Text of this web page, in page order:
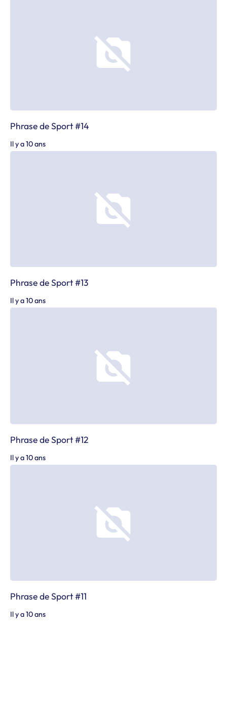
Phrase de Sport #14
Il y a 10 ans
Phrase de Sport #13
Il y a 10 ans
Phrase de Sport #12
Il y a 10 ans
Phrase de Sport #11
Il y a 10 ans